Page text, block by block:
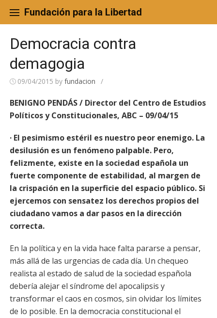
content
Fundación para la Libertad
Democracia contra
demagogia
09/04/2015 by fundacion /
BENIGNO PENDÁS / Director del Centro de Estudios
Políticos y Constitucionales, ABC – 09/04/15
· El pesimismo estéril es nuestro peor enemigo. La
desilusión es un fenómeno palpable. Pero,
felizmente, existe en la sociedad española un
fuerte componente de estabilidad, al margen de
la crispación en la superficie del espacio público. Si
ejercemos con sensatez los derechos propios del
ciudadano vamos a dar pasos en la dirección
correcta.
En la política y en la vida hace falta pararse a pensar,
más allá de las urgencias de cada día. Un chequeo
realista al estado de salud de la sociedad española
debería alejar el síndrome del apocalipsis y
transformar el caos en cosmos, sin olvidar los límites
de lo posible. En la democracia constitucional el